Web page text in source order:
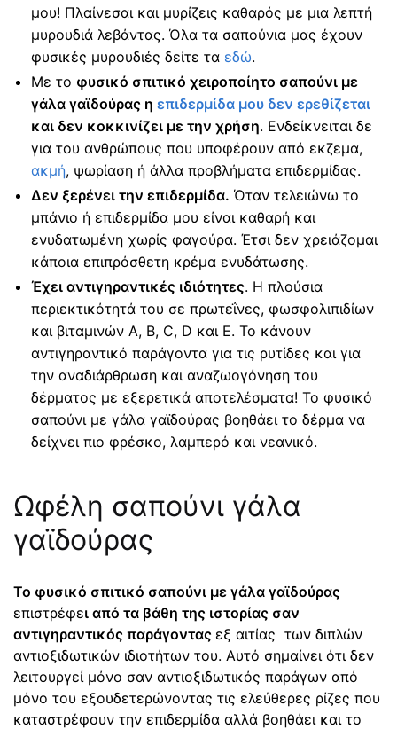
μου! Πλαίνεσαι και μυρίζεις καθαρός με μια λεπτή
μυρουδιά λεβάντας. Όλα τα σαπούνια μας έχουν
φυσικές μυρουδιές δείτε τα εδώ.
Με το φυσικό σπιτικό χειροποίητο σαπούνι με
γάλα γαϊδούρας η επιδερμίδα μου δεν ερεθίζεται
και δεν κοκκινίζει με την χρήση. Ενδείκνειται δε
για του ανθρώπους που υποφέρουν από εκζεμα,
ακμή, ψωρίαση ή άλλα προβλήματα επιδερμίδας.
Δεν ξερένει την επιδερμίδα. Όταν τελειώνω το
μπάνιο ή επιδερμίδα μου είναι καθαρή και
ενυδατωμένη χωρίς φαγούρα. Έτσι δεν χρειάζομαι
κάποια επιπρόσθετη κρέμα ενυδάτωσης.
Έχει αντιγηραντικές ιδιότητες. Η πλούσια
περιεκτικότητά του σε πρωτεΐνες, φωσφολιπιδίων
και βιταμινών Α, Β, C, D και Ε. Το κάνουν
αντιγηραντικό παράγοντα για τις ρυτίδες και για
την αναδιάρθρωση και αναζωογόνηση του
δέρματος με εξερετικά αποτελέσματα! Το φυσικό
σαπούνι με γάλα γαϊδούρας βοηθάει το δέρμα να
δείχνει πιο φρέσκο, λαμπερό και νεανικό.
Ωφέλη σαπούνι γάλα
γαϊδούρας
Το φυσικό σπιτικό σαπούνι με γάλα γαϊδούρας
επιστρέφει από τα βάθη της ιστορίας σαν
αντιγηραντικός παράγοντας εξ αιτίας των διπλών
αντιοξιδωτικών ιδιοτήτων του. Αυτό σημαίνει ότι δεν
λειτουργεί μόνο σαν αντιοξιδωτικός παράγων από
μόνο του εξουδετερώνοντας τις ελεύθερες ρίζες που
καταστρέφουν την επιδερμίδα αλλά βοηθάει και το